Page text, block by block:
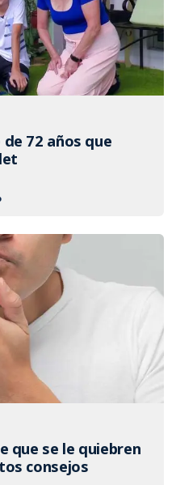
72 años que
que se le quiebren
consejos